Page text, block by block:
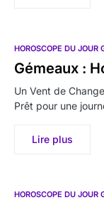
HOROSCOPE DU JOUR
Gémeaux :
Un Vent de
Prêt pour une
Lire plus
HOROSCOPE DU JOUR